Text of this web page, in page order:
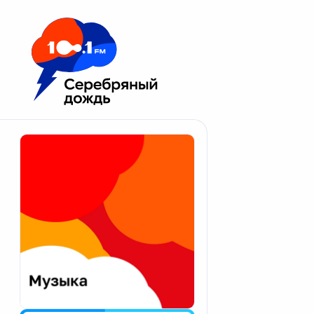
Москва 100.1 FM
Апатиты
Екатеринбург
Калининград
Калуга